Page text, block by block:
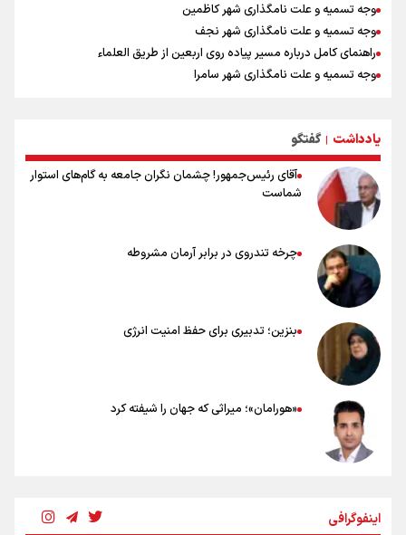
وجه تسمیه و علت نامگذاری شهر کاظمین
وجه تسمیه و علت نامگذاری شهر نجف
راهنمای کامل درباره مسیر پیاده روی اربعین از طریق العلماء
وجه تسمیه و علت نامگذاری شهر سامرا
توصیه هایی مهم برای پیچ خوردگی پا در پیاده روی اربعین
یادداشت | گفتگو
آقای رئیس‌جمهور! چشمان نگران جامعه به گام‌های استوار
شماست
چرخه تندروی در برابر آرمان مشروطه
بنزین؛ تدبیری برای حفظ امنیت انرژی
«هورامان»؛ میراثی که جهان را شیفته کرد
اینفوگرافی